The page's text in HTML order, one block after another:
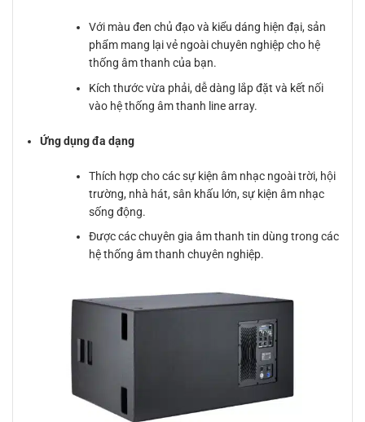
Với màu đen chủ đạo và kiểu dáng hiện đại, sản
phẩm mang lại vẻ ngoài chuyên nghiệp cho hệ
thống âm thanh của bạn.
Kích thước vừa phải, dễ dàng lắp đặt và kết nối
vào hệ thống âm thanh line array.
Ứng dụng đa dạng
Thích hợp cho các sự kiện âm nhạc ngoài trời, hội
trường, nhà hát, sân khấu lớn, sự kiện âm nhạc
sống động.
Được các chuyên gia âm thanh tin dùng trong các
hệ thống âm thanh chuyên nghiệp.